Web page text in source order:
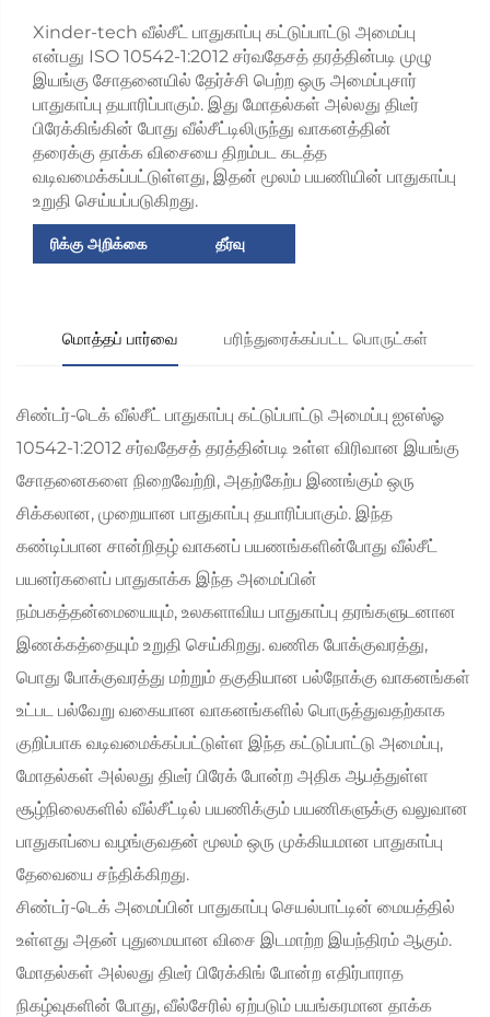
Xinder-tech வீல்சீட் பாதுகாப்பு கட்டுப்பாட்டு அமைப்பு
என்பது ISO 10542-1:2012 சர்வதேசத் தரத்தின்படி முழு
இயங்கு சோதனையில் தேர்ச்சி பெற்ற ஒரு அமைப்புசார்
பாதுகாப்பு தயாரிப்பாகும். இது மோதல்கள் அல்லது திடீர்
பிரேக்கிங்கின் போது வீல்சீட்டிலிருந்து வாகனத்தின்
தரைக்கு தாக்க விசையை திறம்பட கடத்த
வடிவமைக்கப்பட்டுள்ளது, இதன் மூலம் பயணியின் பாதுகாப்பு
உறுதி செய்யப்படுகிறது.
ரிக்கு அறிக்கை தீர்வு
மொத்தப் பார்வை பரிந்துரைக்கப்பட்ட பொருட்கள்
சிண்டர்-டெக் வீல்சீட் பாதுகாப்பு கட்டுப்பாட்டு அமைப்பு ஐஎஸ்ஓ
10542-1:2012 சர்வதேசத் தரத்தின்படி உள்ள விரிவான இயங்கு
சோதனைகளை நிறைவேற்றி, அதற்கேற்ப இணங்கும் ஒரு
சிக்கலான, முறையான பாதுகாப்பு தயாரிப்பாகும். இந்த
கண்டிப்பான சான்றிதழ் வாகனப் பயணங்களின்போது வீல்சீட்
பயனர்களைப் பாதுகாக்க இந்த அமைப்பின்
நம்பகத்தன்மையையும், உலகளாவிய பாதுகாப்பு தரங்களுடனான
இணக்கத்தையும் உறுதி செய்கிறது. வணிக போக்குவரத்து,
பொது போக்குவரத்து மற்றும் தகுதியான பல்நோக்கு வாகனங்கள்
உட்பட பல்வேறு வகையான வாகனங்களில் பொருத்துவதற்காக
குறிப்பாக வடிவமைக்கப்பட்டுள்ள இந்த கட்டுப்பாட்டு அமைப்பு,
மோதல்கள் அல்லது திடீர் பிரேக் போன்ற அதிக ஆபத்துள்ள
சூழ்நிலைகளில் வீல்சீட்டில் பயணிக்கும் பயணிகளுக்கு வலுவான
பாதுகாப்பை வழங்குவதன் மூலம் ஒரு முக்கியமான பாதுகாப்பு
தேவையை சந்திக்கிறது.
சிண்டர்-டெக் அமைப்பின் பாதுகாப்பு செயல்பாட்டின் மையத்தில்
உள்ளது அதன் புதுமையான விசை இடமாற்ற இயந்திரம் ஆகும்.
மோதல்கள் அல்லது திடீர் பிரேக்கிங் போன்ற எதிர்பாராத
நிகழ்வுகளின் போது, வீல்சேரில் ஏற்படும் பயங்கரமான தாக்க